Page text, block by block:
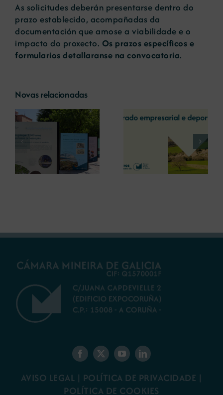
As solicitudes deberán presentarse dentro do
prazo establecido, acompañadas da
documentación que amose a viabilidade e o
impacto do proxecto. Os prazos específicos e
formularios detallaranse na convocatoria.
Novas relacionadas
A COMG reúne a
dous líderes
empresarias con
motivo do seu
Centenario para
debater sobre o
A OIPE e o
CRETUS
presentan as
últimas
innovacións en
restauración
AVISO LEGAL | POLÍTICA DE PRIVACIDADE |
POLÍTICA DE COOKIES